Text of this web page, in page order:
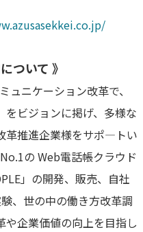
ついて 》
ュニケーション改革で、
ビジョンに掲げ、多様な
革推進企業様をサポ―トい
の Web電話帳クラウド
」の開発、販売、自社
、世の中の働き方改革調
企業価値の向上を目指し